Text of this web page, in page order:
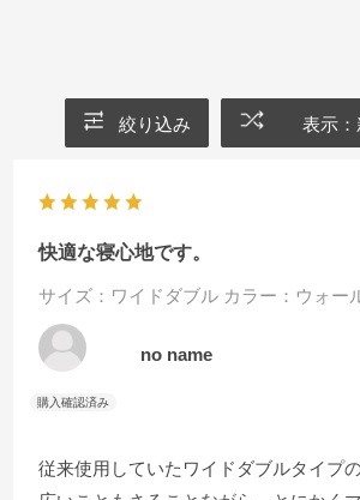
絞り込み 表示
快適な寝心地です。
サイズ：ワイドダブル カラー：ウォー
no name
従来使用していたワイドダブルタイプ